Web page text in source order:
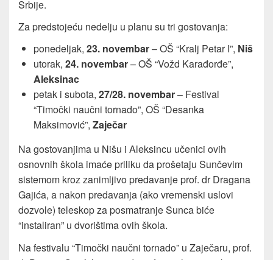
Srbije.
Za predstojeću nedelju u planu su tri gostovanja:
ponedeljak, 23. novembar– OŠ “Kralj Petar I”, Niš
utorak, 24. novembar– OŠ “Vožd Karađorđe”,
Aleksinac
petak i subota, 27/28. novembar– Festival
“Timočki naučni tornado”, OŠ “Desanka
Maksimović”, Zaječar
Na gostovanjima u Nišu i Aleksincu učenici ovih
osnovnih škola imaće priliku da prošetaju Sunčevim
sistemom kroz zanimljivo predavanje prof. dr Dragana
Gajića, a nakon predavanja (ako vremenski uslovi
dozvole) teleskop za posmatranje Sunca biće
“instaliran” u dvorištima ovih škola.
Na festivalu “Timočki naučni tornado” u Zaječaru, prof.